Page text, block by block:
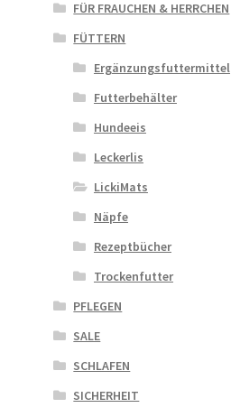
FÜR FRAUCHEN & HERRCHEN
FÜTTERN
Ergänzungsfuttermittel
Futterbehälter
Hundeeis
Leckerlis
LickiMats
Näpfe
Rezeptbücher
Trockenfutter
PFLEGEN
SALE
SCHLAFEN
SICHERHEIT